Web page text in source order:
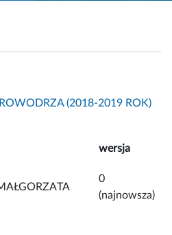
(2018-2019 ROK)
wersja
0
(najnowsza)